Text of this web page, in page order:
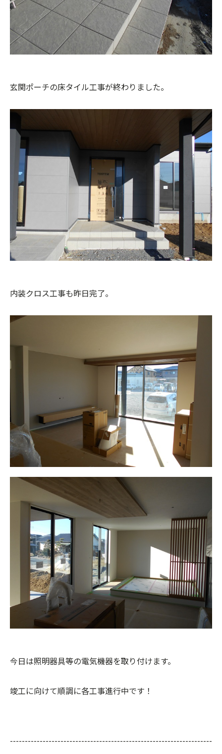
玄関ポーチの床タイル工事が終わりました。
内装クロス工事も昨日完了。
今日は照明器具等の電気機器を取り付けます。
竣工に向けて順調に各工事進行中です！
--------------------------------------------------------------------